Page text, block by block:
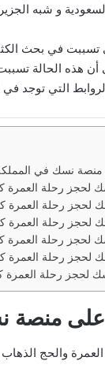
و شبه
تسببت في بحث
أن هذه الحالة
التي توجد
نسك في المملكة
لحجز رحلة العمرة
رحلة العمرة
رحلة العمرة
رحلة العمرة
لحجز رحلة العمرة
لحجز رحلة العمرة
منصة
والحج الذهاب